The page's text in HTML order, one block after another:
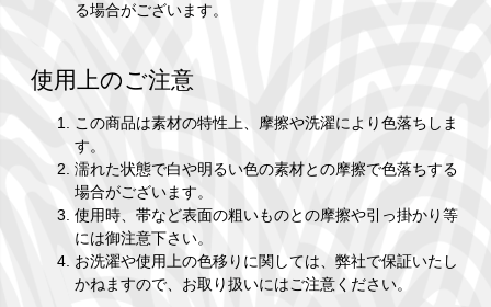
る場合がございます。
使用上のご注意
この商品は素材の特性上、摩擦や洗濯により色落ちしま
す。
濡れた状態で白や明るい色の素材との摩擦で色落ちする
場合がございます。
使用時、帯など表面の粗いものとの摩擦や引っ掛かり等
には御注意下さい。
お洗濯や使用上の色移りに関しては、弊社で保証いたし
かねますので、お取り扱いにはご注意ください。